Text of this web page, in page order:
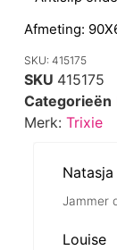
Afmeting:
SKU: 415175
SKU 415175
Categorieën
Merk: Trixie